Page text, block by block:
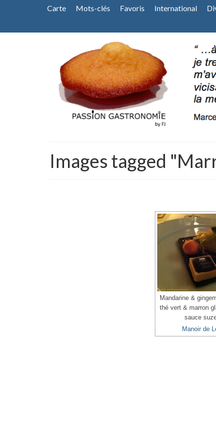
Carte Mots-clés Favoris International
Images tagged
Mandarine &
thé vert & marron
sauce
Manoir de